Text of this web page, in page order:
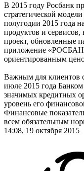
В 2015 году Росбанк
стратегической
полугодии 2015 года
продуктов и
проект, обновленные
приложение
ориентированным
Важным для клиентов
июле 2015 года
значимых кредитных
уровень его
Финансовые
всем обязательным
14:08, 19 октября 2015